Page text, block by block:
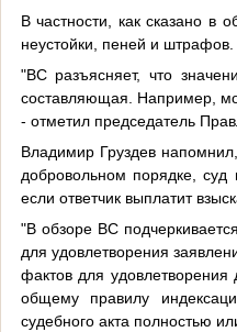
В частности, как сказано в
неустойки, пеней и штрафов.
"ВС разъясняет, что
составляющая. Например,
- отметил председатель
Владимир Груздев
добровольном порядке,
если ответчик выплатит
"В обзоре ВС
для удовлетворения
фактов для
общему правилу
судебного акта полностью